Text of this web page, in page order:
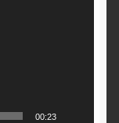
00:23